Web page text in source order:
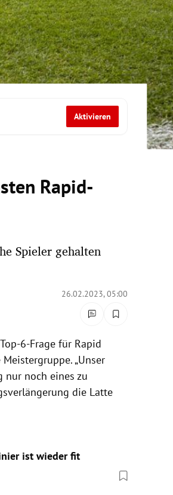
Aktivieren
Rapid-
Spieler gehalten
26.02.2023, 05:00
6-Frage für Rapid
„Unser
nur noch eines zu
die Latte
ist wieder fit